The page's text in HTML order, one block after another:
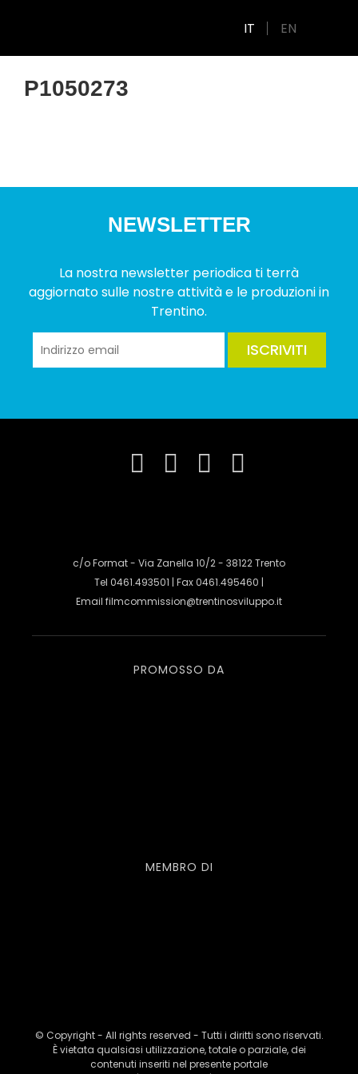
IT EN
P1050273
NEWSLETTER
La nostra newsletter periodica ti terrà
aggiornato sulle nostre attività e le produzioni in
Trentino.
ISCRIVITI
c/o Format - Via Zanella 10/2 - 38122 Trento
Tel 0461.493501 | Fax 0461.495460 |
Email filmcommission@trentinosviluppo.it
PROMOSSO DA
MEMBRO DI
© Copyright - All rights reserved - Tutti i diritti sono riservati.
È vietata qualsiasi utilizzazione, totale o parziale, dei
contenuti inseriti nel presente portale